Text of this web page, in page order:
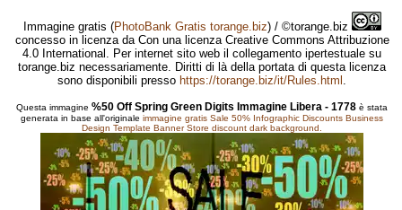
Immagine gratis (PhotoBank Gratis torange.biz) / ©torange.biz
concesso in licenza da Con una licenza Creative Commons Attribuzione
4.0 International. Per internet sito web il collegamento ipertestuale su
torange.biz necessariamente. Diritti di là della portata di questa licenza
sono disponibili presso https://torange.biz/it/Rules.html .
Questa immagine %50 Off Spring Green Digits Immagine Libera - 1778 è stata
generata in base all'originale immagine gratis Sale 50% Infographic Discounts Business
Design Template Banner Store discount dark background.